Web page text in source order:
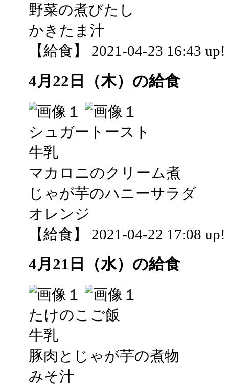
野菜の煮びたし
かきたま汁
【給食】 2021-04-23 16:43 up!
4月22日（木）の給食
シュガートースト
牛乳
マカロニのクリーム煮
じゃが芋のハニーサラダ
オレンジ
【給食】 2021-04-22 17:08 up!
4月21日（水）の給食
たけのこご飯
牛乳
豚肉とじゃが芋の煮物
みそ汁